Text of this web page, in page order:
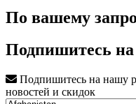
По вашему
Подпишитесь на
Подпишитесь на нашу
новостей и скидок